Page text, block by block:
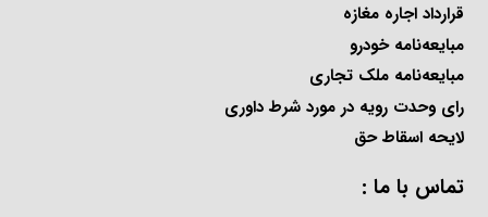
قرارداد اجاره مغازه
مبایعه‌نامه خودرو
مبایعه‌نامه ملک تجاری
رای وحدت رویه در مورد شرط داوری
لایحه اسقاط حق
تماس با ما :